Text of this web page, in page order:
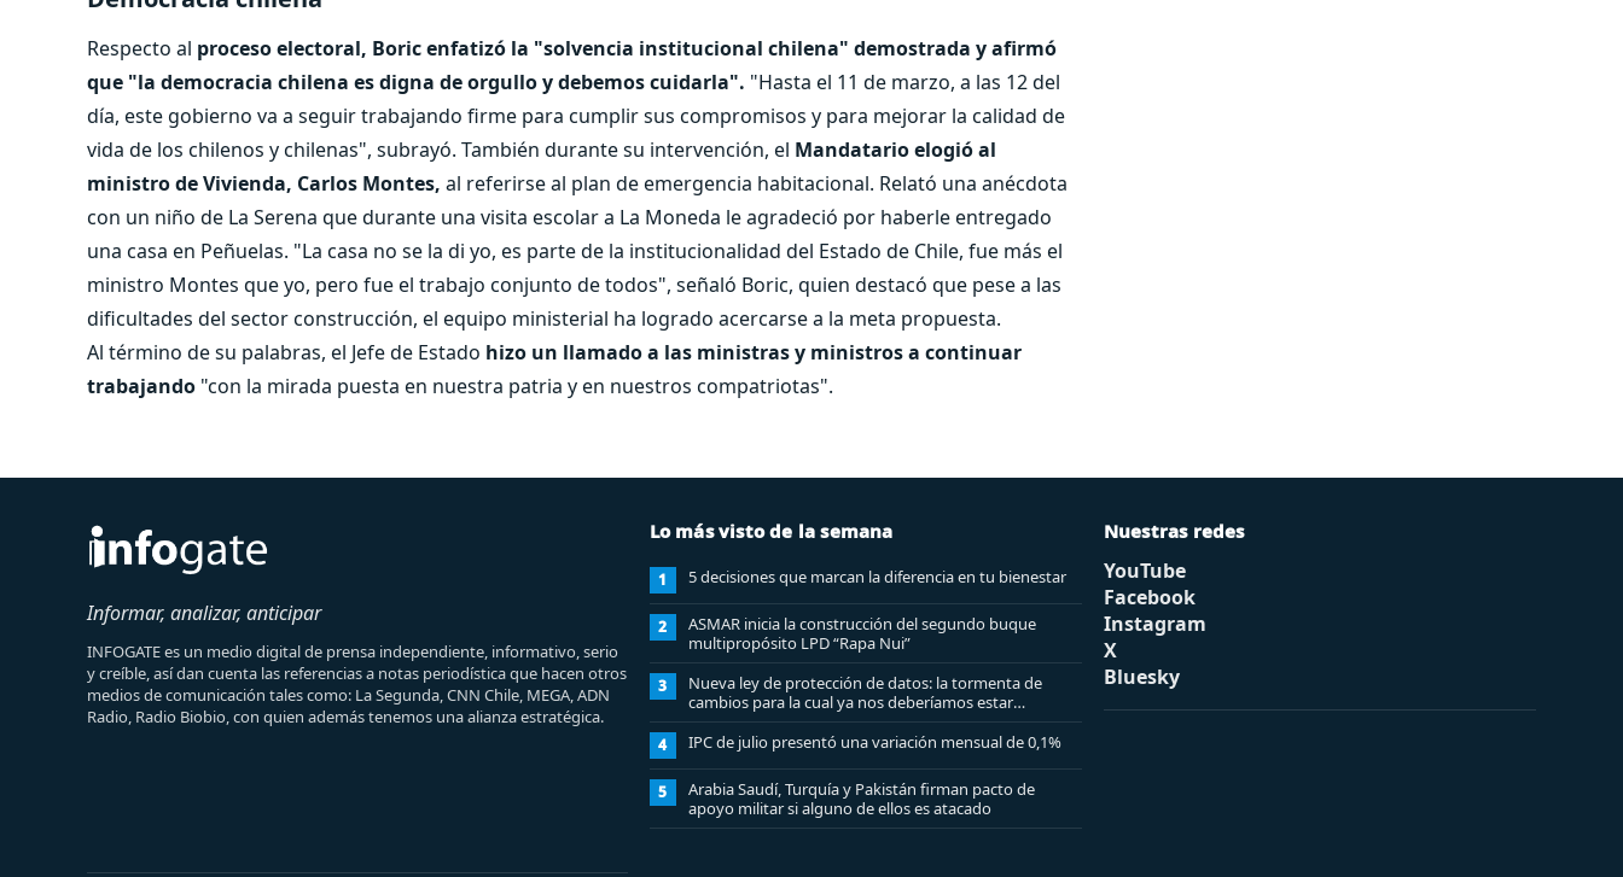
Respecto al proceso electoral, Boric enfatizó la "solvencia institucional chilena" demostrada y afirmó
que "la democracia chilena es digna de orgullo y debemos cuidarla". "Hasta el 11 de marzo, a las 12 del
día, este gobierno va a seguir trabajando firme para cumplir sus compromisos y para mejorar la calidad de
vida de los chilenos y chilenas", subrayó. También durante su intervención, el Mandatario elogió al
ministro de Vivienda, Carlos Montes, al referirse al plan de emergencia habitacional. Relató una anécdota
con un niño de La Serena que durante una visita escolar a La Moneda le agradeció por haberle entregado
una casa en Peñuelas. "La casa no se la di yo, es parte de la institucionalidad del Estado de Chile, fue más el
ministro Montes que yo, pero fue el trabajo conjunto de todos", señaló Boric, quien destacó que pese a las
dificultades del sector construcción, el equipo ministerial ha logrado acercarse a la meta propuesta.
Al término de su palabras, el Jefe de Estado hizo un llamado a las ministras y ministros a continuar
trabajando "con la mirada puesta en nuestra patria y en nuestros compatriotas".
Informar, analizar, anticipar
INFOGATE es un medio digital de prensa independiente, informativo, serio
y creíble, así dan cuenta las referencias a notas periodística que hacen otros
medios de comunicación tales como: La Segunda, CNN Chile, MEGA, ADN
Radio, Radio Biobio, con quien además tenemos una alianza estratégica.
Lo más visto de la semana
1 5 decisiones que marcan la diferencia en tu bienestar
2
ASMAR inicia la construcción del segundo buque
multipropósito LPD “Rapa Nui”
3
Nueva ley de protección de datos: la tormenta de
cambios para la cual ya nos deberíamos estar
preparando
4 IPC de julio presentó una variación mensual de 0,1%
5
Arabia Saudí, Turquía y Pakistán firman pacto de
apoyo militar si alguno de ellos es atacado
Nuestras redes
YouTube
Facebook
Instagram
X
Bluesky